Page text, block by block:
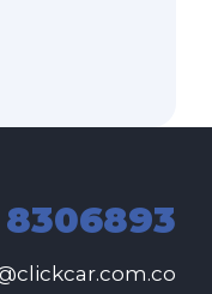
8306893